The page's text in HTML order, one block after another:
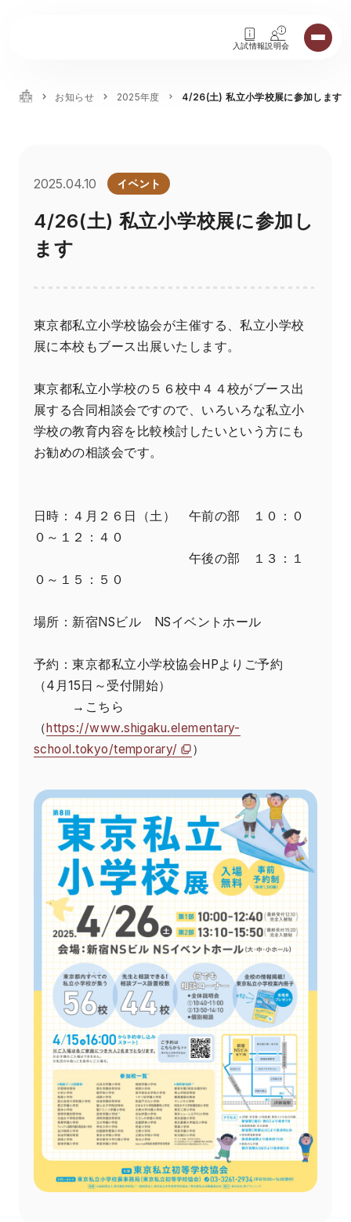
入試情報説明会
お知らせ 2025年度 4/26(土) 私立小学校展に参加します
2025.04.10 イベント
4/26(土) 私立小学校展に参加し
ます
東京都私立小学校協会が主催する、私立小学校
展に本校もブース出展いたします。
東京都私立小学校の５６校中４４校がブース出
展する合同相談会ですので、いろいろな私立小
学校の教育内容を比較検討したいという方にも
お勧めの相談会です。
日時：４月２６日（土） 午前の部 １０：０
０～１２：４０
午後の部 １３：１
０～１５：５０
場所：新宿NSビル NSイベントホール
予約：東京都私立小学校協会HPよりご予約
（4月15日～受付開始）
→こちら
（ https://www.shigaku.elementary-
school.tokyo/temporary/
）